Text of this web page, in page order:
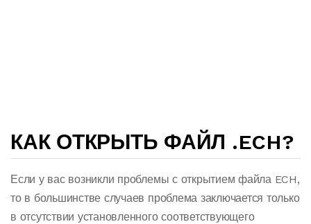
КАК ОТКРЫТЬ ФАЙЛ .ECH?
Если у вас возникли проблемы с открытием файла ECH,
то в большинстве случаев проблема заключается только
в отсутствии установленного соответствующего